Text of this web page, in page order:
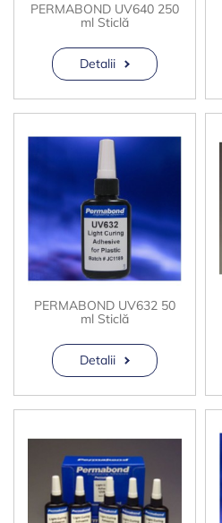
PERMABOND UV640 250
ml Sticlă
Detalii
PERMABOND UV632 50
ml Sticlă
Detalii